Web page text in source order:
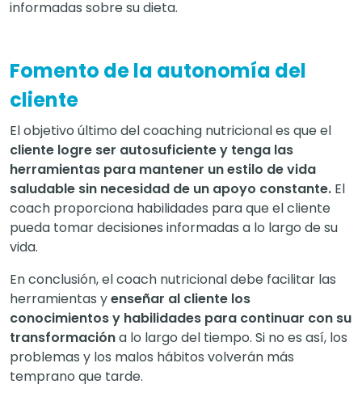
informadas sobre su dieta.
Fomento de la autonomía del
cliente
El objetivo último del coaching nutricional es que el
cliente logre ser autosuficiente y tenga las
herramientas para mantener un estilo de vida
saludable sin necesidad de un apoyo constante. El
coach proporciona habilidades para que el cliente
pueda tomar decisiones informadas a lo largo de su
vida.
En conclusión, el coach nutricional debe facilitar las
herramientas yenseñar al cliente los
conocimientos y habilidades para continuar con su
transformacióna lo largo del tiempo. Si no es así, los
problemas y los malos hábitos volverán más
temprano que tarde.